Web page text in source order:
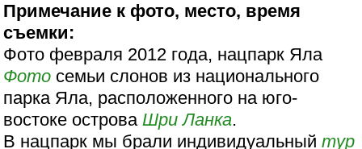
Примечание к фото, место, время
съемки:
Фото февраля 2012 года, нацпарк Яла
Фото семьи слонов из национального
парка Яла, расположенного на юго-
востоке островаШри Ланка.
В нацпарк мы брали индивидуальныйтур